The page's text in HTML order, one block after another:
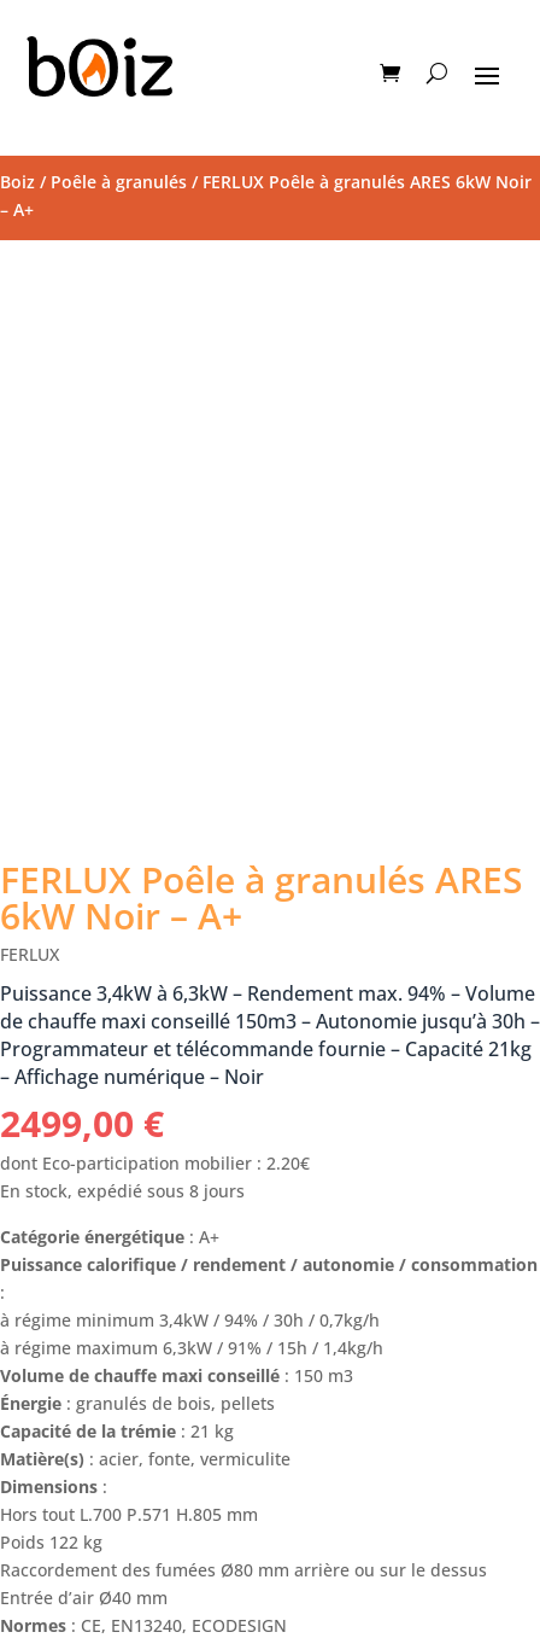
Boiz / Poêle à granulés / FERLUX Poêle à granulés ARES 6kW Noir
– A+
FERLUX Poêle à granulés ARES
6kW Noir – A+
FERLUX
Puissance 3,4kW à 6,3kW – Rendement max. 94% – Volume
de chauffe maxi conseillé 150m3 – Autonomie jusqu’à 30h –
Programmateur et télécommande fournie – Capacité 21kg
– Affichage numérique – Noir
2499,00 €
dont Eco-participation mobilier : 2.20€
En stock, expédié sous 8 jours
Catégorie énergétique : A+
Puissance calorifique / rendement / autonomie / consommation
:
à régime minimum 3,4kW / 94% / 30h / 0,7kg/h
à régime maximum 6,3kW / 91% / 15h / 1,4kg/h
Volume de chauffe maxi conseillé : 150 m3
Énergie : granulés de bois, pellets
Capacité de la trémie : 21 kg
Matière(s) : acier, fonte, vermiculite
Dimensions :
Hors tout L.700 P.571 H.805 mm
Poids 122 kg
Raccordement des fumées Ø80 mm arrière ou sur le dessus
Entrée d’air Ø40 mm
Normes : CE, EN13240, ECODESIGN